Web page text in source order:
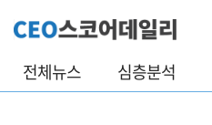
전체뉴스 심층분석